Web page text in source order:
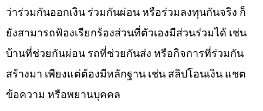
ว่าร่วมกันออกเงิน ร่วมกันผ่อน หรือร่วมลงทุนกันจริง ก็
ยังสามารถฟ้องเรียกร้องส่วนที่ตัวเองมีส่วนร่วมได้ เช่น
บ้านที่ช่วยกันผ่อน รถที่ช่วยกันส่ง หรือกิจการที่ร่วมกัน
สร้างมา เพียงแต่ต้องมีหลักฐาน เช่น สลิปโอนเงิน แชต
ข้อความ หรือพยานบุคคล